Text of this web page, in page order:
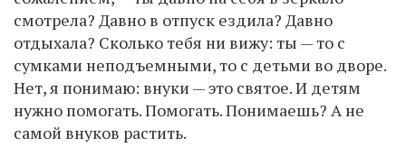
смотрела? Давно в отпуск ездила? Давно
отдыхала? Сколько тебя ни вижу: ты — то с
сумками неподъемными, то с детьми во дворе.
Нет, я понимаю: внуки — это святое. И детям
нужно помогать. Помогать. Понимаешь? А не
самой внуков растить.